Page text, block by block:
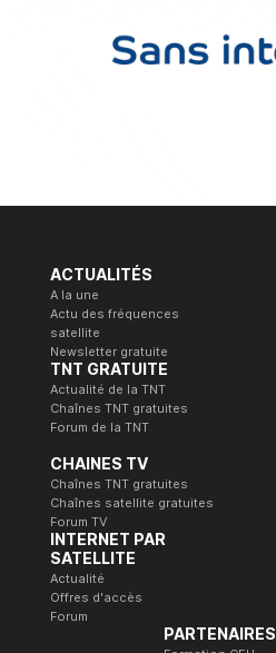
ACTUALITÉS
A la une
Actu des fréquences
satellite
Newsletter gratuite
TNT GRATUITE
Actualité de la TNT
Chaînes TNT gratuites
Forum de la TNT
CHAINES TV
Chaînes TNT gratuites
Chaînes satellite gratuites
Forum TV
INTERNET PAR
SATELLITE
Actualité
Offres d'accès
Forum
PARTENAIRES